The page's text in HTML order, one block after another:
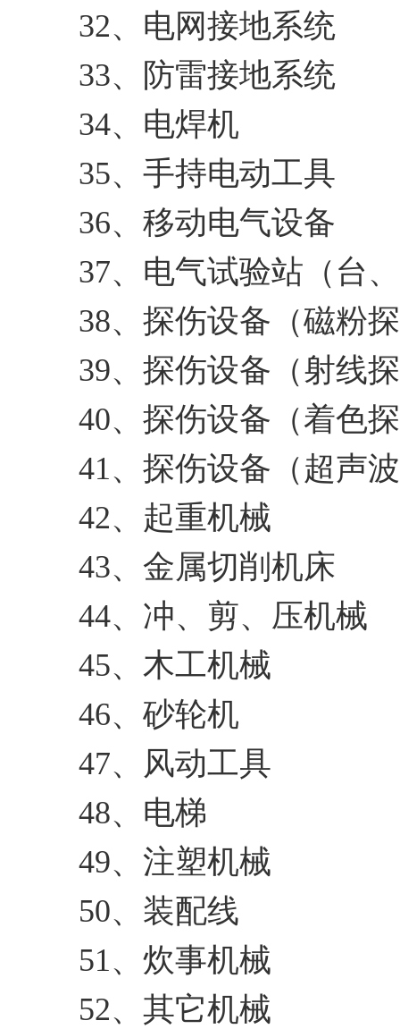
32、电网接地系统
33、防雷接地系统
34、电焊机
35、手持电动工具
36、移动电气设备
37、电气试验站（台
38、探伤设备（磁粉
39、探伤设备（射线
40、探伤设备（着色
41、探伤设备（超声
42、起重机械
43、金属切削机床
44、冲、剪、压机械
45、木工机械
46、砂轮机
47、风动工具
48、电梯
49、注塑机械
50、装配线
51、炊事机械
52、其它机械